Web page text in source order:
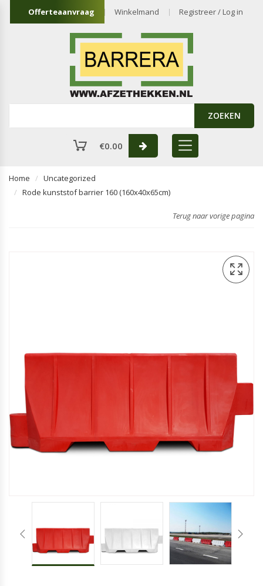
Offerteaanvraag Winkelmand Registreer / Log in
ZOEKEN
€0.00
Home
Uncategorized
Rode kunststof barrier 160 (160x40x65cm)
Terug naar vorige pagina